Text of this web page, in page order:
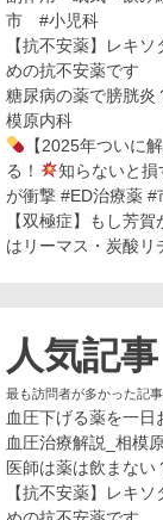
市 #小児科
【抗不安薬】レキ
めの抗不安薬です
糖尿病の薬で膀胱炎
模原内科
【2025年ついに
る！
知らないと損
が衝撃 #ED治療薬 #
【双極症】もし芳
はリーマス・炭酸リ
人気記事
最も訪問者が多かった記
血圧下げる薬を一
血圧治療解説_相模
医師は薬は飲まな
【抗不安薬】レキ